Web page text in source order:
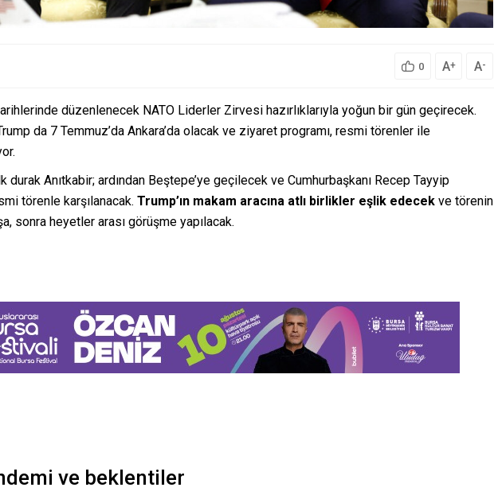
0 A+ A-
düzenlenecek NATO Liderler Zirvesi hazırlıklarıyla yoğun bir gün geçirecek.
da 7 Temmuz’da Ankara’da olacak ve ziyaret programı, resmi törenler ile
durak Anıtkabir; ardından Beştepe’ye geçilecek ve Cumhurbaşkanı Recep Tayyip
törenle karşılanacak. Trump’ın makam aracına atlı birlikler eşlik edecek ve törenin
sonra heyetler arası görüşme yapılacak.
ve beklentiler